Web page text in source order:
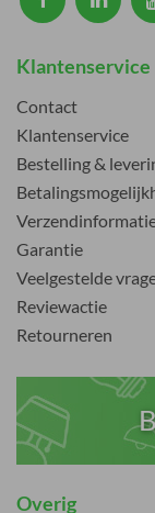
Klantenservice
Contact
Klantenservice
Bestelling &
Garantie
Veelgestelde
Reviewactie
Retourneren
Overig